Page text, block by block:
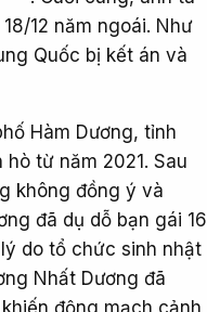
12 năm ngoái. Như
Quốc bị kết án và
Hàm Dương, tỉnh
từ năm 2021. Sau
không đồng ý và
đã dụ dỗ bạn gái 16
do tổ chức sinh nhật
Nhất Dương đã
động mạch cảnh